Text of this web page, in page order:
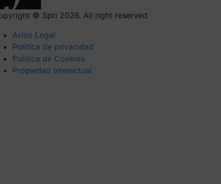
© Spri 2026. All right reserved
Aviso Legal
Política de privacidad
Política de Cookies
Propiedad Intelectual